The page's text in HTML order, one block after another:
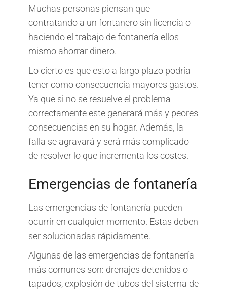
Muchas personas piensan que
contratando a un fontanero sin licencia o
haciendo el trabajo de fontanería ellos
mismo ahorrar dinero.
Lo cierto es que esto a largo plazo podría
tener como consecuencia mayores gastos.
Ya que si no se resuelve el problema
correctamente este generará más y peores
consecuencias en su hogar. Además, la
falla se agravará y será más complicado
de resolver lo que incrementa los costes.
Emergencias de fontanería
Las emergencias de fontanería pueden
ocurrir en cualquier momento. Estas deben
ser solucionadas rápidamente.
Algunas de las emergencias de fontanería
más comunes son: drenajes detenidos o
tapados, explosión de tubos del sistema de